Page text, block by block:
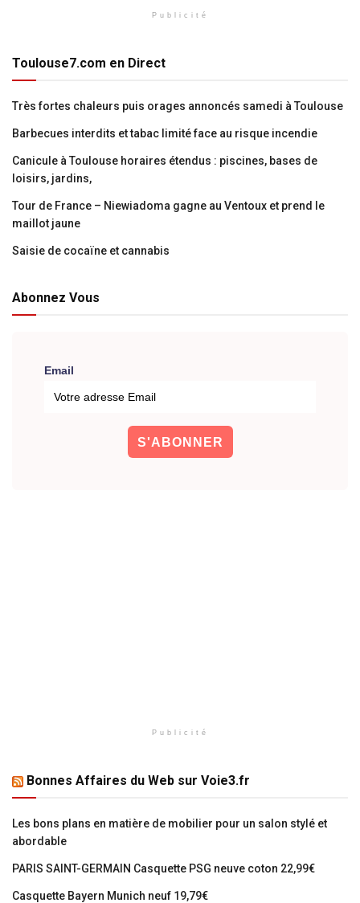
Publicité
Toulouse7.com en Direct
Très fortes chaleurs puis orages annoncés samedi à Toulouse
Barbecues interdits et tabac limité face au risque incendie
Canicule à Toulouse horaires étendus : piscines, bases de
loisirs, jardins,
Tour de France – Niewiadoma gagne au Ventoux et prend le
maillot jaune
Saisie de cocaïne et cannabis
Abonnez Vous
Email
Publicité
Bonnes Affaires du Web sur Voie3.fr
Les bons plans en matière de mobilier pour un salon stylé et
abordable
PARIS SAINT-GERMAIN Casquette PSG neuve coton 22,99€
Casquette Bayern Munich neuf 19,79€